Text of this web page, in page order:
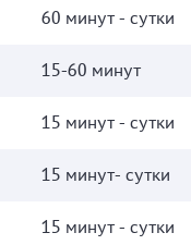
60 минут - сутки
15-60 минут
15 минут - сутки
15 минут- сутки
15 минут - сутки